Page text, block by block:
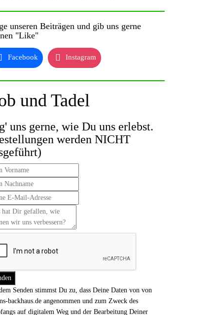
unseren Beiträgen und gib uns gerne
"Like"
Facebook Instagram
und Tadel
uns gerne, wie Du uns erlebst.
werden NICHT
Senden stimmst Du zu, dass Deine Daten von von
backhaus.de angenommen und zum Zweck des
auf digitalem Weg und der Bearbeitung Deiner